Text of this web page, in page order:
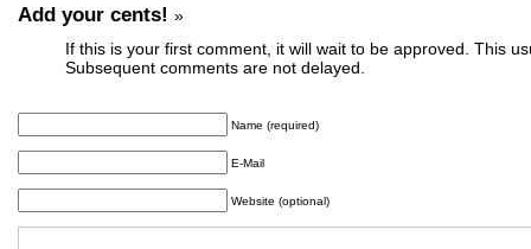
Add your cents! »
If this is your first comment, it will wait to be approved. This
Subsequent comments are not delayed.
Name (required)
E-Mail
Website (optional)